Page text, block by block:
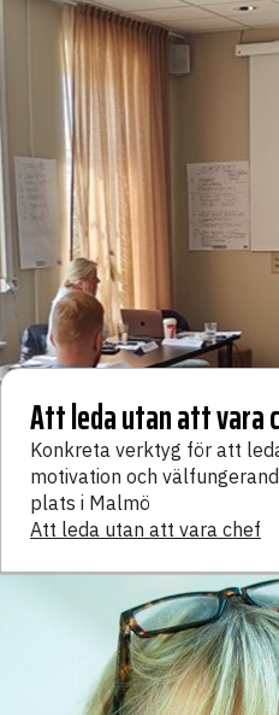
Att leda utan att vara
Konkreta verktyg för att
motivation och
plats i Malmö
Att leda utan att vara chef